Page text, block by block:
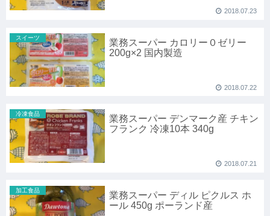
2018.07.23
スイーツ
業務スーパー カロリー０ゼリー
200g×2 国内製造
2018.07.22
冷凍食品
業務スーパー デンマーク産 チキン
フランク 冷凍10本 340g
2018.07.21
加工食品
業務スーパー ディル ピクルス ホ
ール 450g ポーランド産